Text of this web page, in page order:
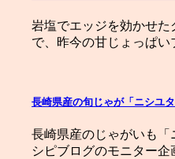
岩塩でエッジを効かせ
で、昨今の甘じょっぱ
長崎県産の旬じゃが「ニシユ
長崎県産のじゃがいも「
シピブログのモニター